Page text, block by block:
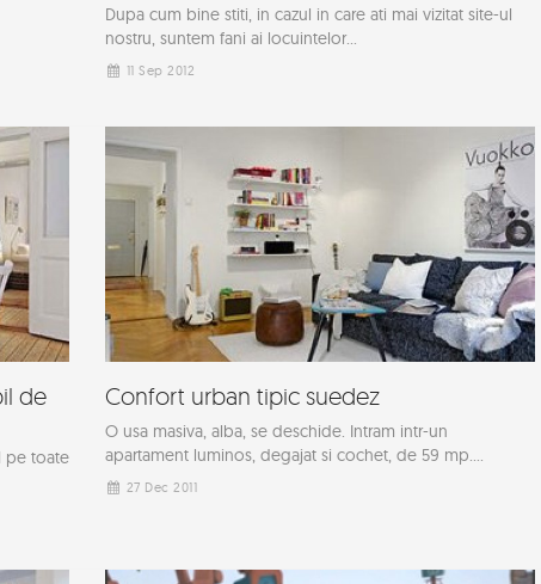
Dupa cum bine stiti, in cazul in care ati mai vizitat site-ul
nostru, suntem fani ai locuintelor...
11 Sep 2012
de
pe toate
Confort urban tipic suedez
O usa masiva, alba, se deschide. Intram intr-un
apartament luminos, degajat si cochet, de 59 mp....
27 Dec 2011